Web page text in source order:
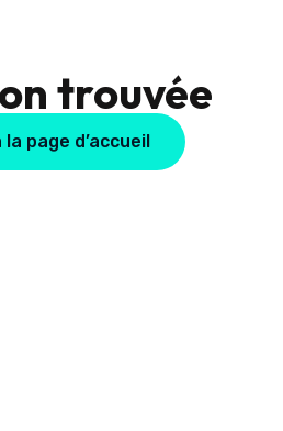
trouvée
page d’accueil